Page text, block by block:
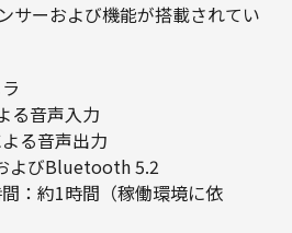
サーおよび機能が搭載されてい
る音声入力
る音声出力
よびBluetooth 5.2
：約1時間（稼働環境に依